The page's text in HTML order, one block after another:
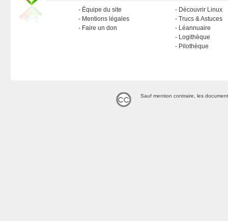
Équipe du site
Mentions légales
Faire un don
Découvrir Linux
Trucs & Astuces
Léannuaire
Logithèque
Pilothèque
Sauf mention contraire, les